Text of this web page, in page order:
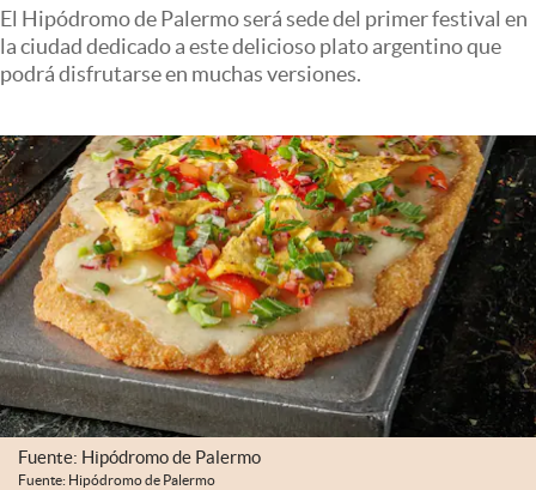
Apertura
Clase
Clima
Mundial 2026
Eventos Corporativos
El Cronista Studio
Mediakit
abre en nueva pestaña
Argentina
El Hipódromo de Palermo será sede del primer festival en
la ciudad dedicado a este delicioso plato argentino que
podrá disfrutarse en muchas versiones.
Fuente: Hipódromo de Palermo
Fuente: Hipódromo de Palermo